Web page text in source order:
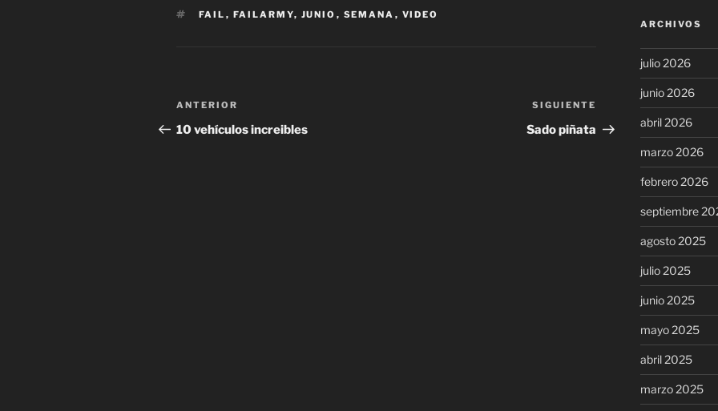
ETIQUETAS
FAIL , FAILARMY, JUNIO , SEMANA , VIDEO
Navegación
de
Entrada
anterior:
ANTERIOR
10 vehículos increibles
Siguiente
entrada
SIGUIENTE
Sado piñata
ARCHIVOS
julio 2026
junio 2026
abril 2026
marzo 2026
febrero 2026
septiembre
agosto 2025
julio 2025
junio 2025
mayo 2025
abril 2025
marzo 2025